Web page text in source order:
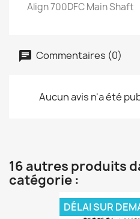
Align 700DFC Main Shaft
Commentaires (0)
Aucun avis n'a été
16 autres produits
catégorie :
DÉLAI SUR